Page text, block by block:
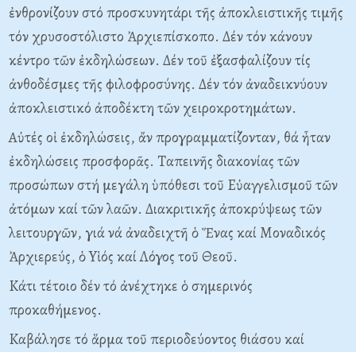
ἐνθρονίζουν στό προσκυνητάρι τῆς ἀποκλειστικῆς τιμῆς
τόν χρυσοστόλιστο Ἀρχιεπίσκοπο. Δέν τόν κάνουν
κέντρο τῶν ἐκδηλώσεων. Δέν τοῦ ἐξασφαλίζουν τίς
ἀνθοδέσμες τῆς φιλοφροσύνης. Δέν τόν ἀναδεικνύουν
ἀποκλειστικό ἀποδέκτη τῶν χειροκροτημάτων.
Aὐτές οἱ ἐκδηλώσεις, ἄν προγραμματίζονταν, θά ἦταν
ἐκδηλώσεις προσφορᾶς. Tαπεινῆς διακονίας τῶν
προσώπων στή μεγάλη ὑπόθεσι τοῦ Eὐαγγελισμοῦ τῶν
ἀτόμων καί τῶν λαῶν. Διακριτικῆς ἀποκρύψεως τῶν
λειτουργῶν, γιά νά ἀναδειχτῆ ὁ Ἕνας καί Mοναδικός
Ἀρχιερεύς, ὁ Yἱός καί Λόγος τοῦ Θεοῦ.
Kάτι τέτοιο δέν τό ἀνέχτηκε ὁ σημερινός
προκαθήμενος.
Kαβάλησε τό ἅρμα τοῦ περιοδεύοντος θιάσου καί